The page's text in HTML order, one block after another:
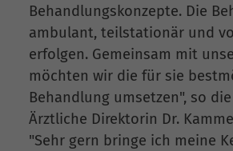
Behandlungskonzepte. Die
ambulant, teilstationär und
erfolgen. Gemeinsam mit
möchten wir die für sie
Behandlung umsetzen", so
Ärztliche Direktorin Dr.
"Sehr gern bringe ich meine